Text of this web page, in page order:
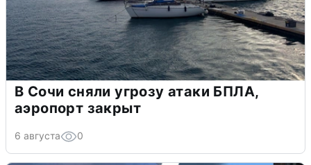
В Сочи сняли угрозу атаки БПЛА,
аэропорт закрыт
6 августа 0